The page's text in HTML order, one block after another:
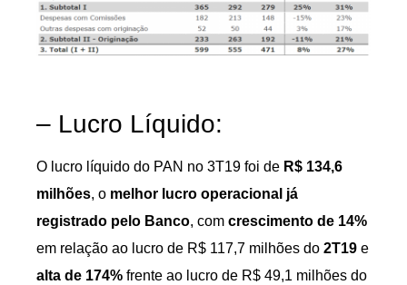
– Lucro Líquido:
O lucro líquido do PAN no 3T19 foi de R$ 134,6
milhões, o melhor lucro operacional já
registrado pelo Banco, com crescimento de 14%
em relação ao lucro de R$ 117,7 milhões do 2T19 e
alta de 174% frente ao lucro de R$ 49,1 milhões do